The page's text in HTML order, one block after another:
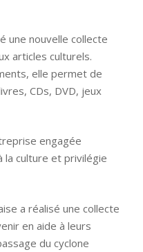
une nouvelle collecte
articles culturels.
elle permet de
CDs, DVD, jeux
engagée
la culture et privilégie
a réalisé une collecte
en aide à leurs
du cyclone